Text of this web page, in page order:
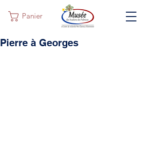
Panier
Pierre à Georges